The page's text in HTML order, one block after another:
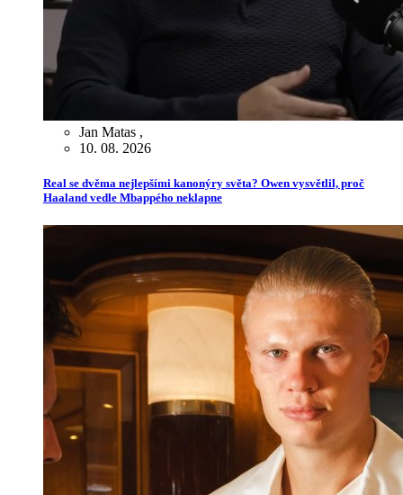
Jan Matas ,
10. 08. 2026
Real se dvěma nejlepšími kanonýry světa? Owen vysvětlil, proč
Haaland vedle Mbappého neklapne